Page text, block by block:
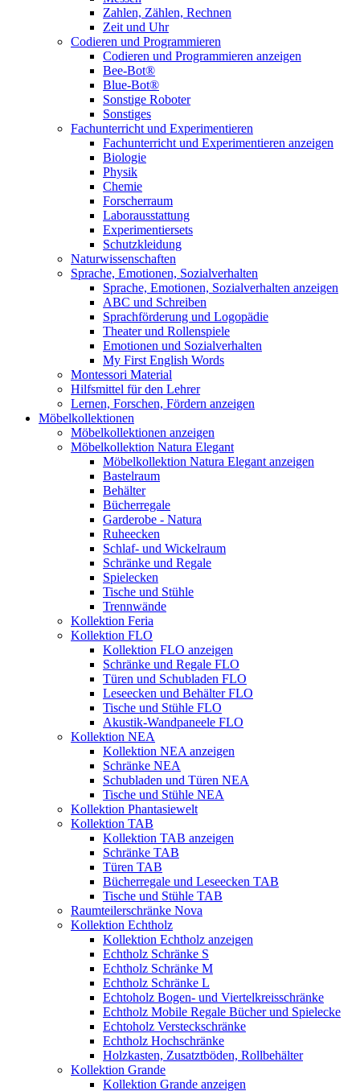
Zahlen, Zählen, Rechnen
Zeit und Uhr
Codieren und Programmieren
Codieren und Programmieren anzeigen
Bee-Bot®
Blue-Bot®
Sonstige Roboter
Sonstiges
Fachunterricht und Experimentieren
Fachunterricht und Experimentieren anzeigen
Biologie
Physik
Chemie
Forscherraum
Laborausstattung
Experimentiersets
Schutzkleidung
Naturwissenschaften
Sprache, Emotionen, Sozialverhalten
Sprache, Emotionen, Sozialverhalten anzeigen
ABC und Schreiben
Sprachförderung und Logopädie
Theater und Rollenspiele
Emotionen und Sozialverhalten
My First English Words
Montessori Material
Hilfsmittel für den Lehrer
Lernen, Forschen, Fördern anzeigen
Möbelkollektionen
Möbelkollektionen anzeigen
Möbelkollektion Natura Elegant
Möbelkollektion Natura Elegant anzeigen
Bastelraum
Behälter
Bücherregale
Garderobe - Natura
Ruheecken
Schlaf- und Wickelraum
Schränke und Regale
Spielecken
Tische und Stühle
Trennwände
Kollektion Feria
Kollektion FLO
Kollektion FLO anzeigen
Schränke und Regale FLO
Türen und Schubladen FLO
Leseecken und Behälter FLO
Tische und Stühle FLO
Akustik-Wandpaneele FLO
Kollektion NEA
Kollektion NEA anzeigen
Schränke NEA
Schubladen und Türen NEA
Tische und Stühle NEA
Kollektion Phantasiewelt
Kollektion TAB
Kollektion TAB anzeigen
Schränke TAB
Türen TAB
Bücherregale und Leseecken TAB
Tische und Stühle TAB
Raumteilerschränke Nova
Kollektion Echtholz
Kollektion Echtholz anzeigen
Echtholz Schränke S
Echtholz Schränke M
Echtholz Schränke L
Echtoholz Bogen- und Viertelkreisschränke
Echtholz Mobile Regale Bücher und Spielecke
Echtoholz Versteckschränke
Echtholz Hochschränke
Holzkasten, Zusatztböden, Rollbehälter
Kollektion Grande
Kollektion Grande anzeigen